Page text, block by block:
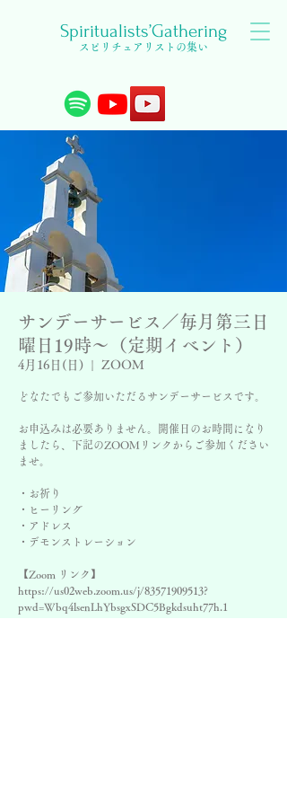
Spiritualists’Gathering
スピリチュアリストの集い
サンデーサービス／毎月第三日
曜日19時〜（定期イベント）
4月16日(日) ZOOM
どなたでもご参加いただるサンデーサービスです。
お申込みは必要ありません。開催日のお時間になり
ましたら、下記のZOOMリンクからご参加ください
ませ。
・お祈り
・ヒーリング
・アドレス
・デモンストレーション
【Zoom リンク】
https://us02web.zoom.us/j/83571909513?
pwd=Wbq4lsenLhYbsgxSDC5Bgkdsuht77h.1